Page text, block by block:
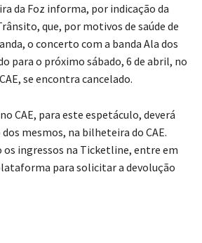
da Foz informa, por indicação da
que, por motivos de saúde de
o concerto com a banda Ala dos
para o próximo sábado, 6 de abril, no
se encontra cancelado.
CAE, para este espetáculo, deverá
mesmos, na bilheteira do CAE.
os ingressos na Ticketline, entre em
para solicitar a devolução